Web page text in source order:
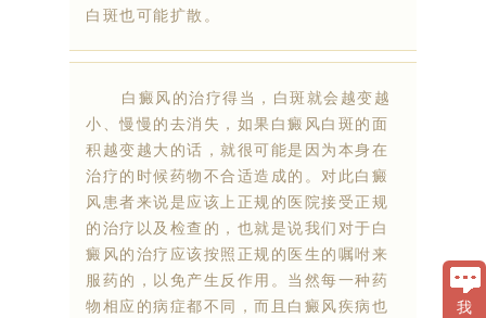
白斑也可能扩散。
白癜风的治疗得当，白斑就会越变越
小、慢慢的去消失，如果白癜风白斑的面
积越变越大的话，就很可能是因为本身在
治疗的时候药物不合适造成的。对此白癜
风患者来说是应该上正规的医院接受正规
的治疗以及检查的，也就是说我们对于白
癜风的治疗应该按照正规的医生的嘱咐来
服药的，以免产生反作用。当然每一种药
物相应的病症都不同，而且白癜风疾病也
我